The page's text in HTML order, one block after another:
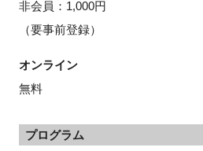
非会員：1,000円
（要事前登録）
オンライン
無料
プログラム